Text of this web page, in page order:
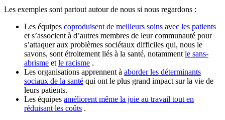
Les exemples sont partout autour de nous si nous regardons :
Les équipes coproduisent de meilleurs soins avec les patients
et s’associent à d’autres membres de leur communauté pour
s’attaquer aux problèmes sociétaux difficiles qui, nous le
savons, sont étroitement liés à la santé, notamment le sans-
abrisme et le racisme .
Les organisations apprennent à aborder les déterminants
sociaux de la santé qui ont le plus grand impact sur la vie de
leurs patients.
Les équipes améliorent même la joie au travail tout en
réduisant les coûts .